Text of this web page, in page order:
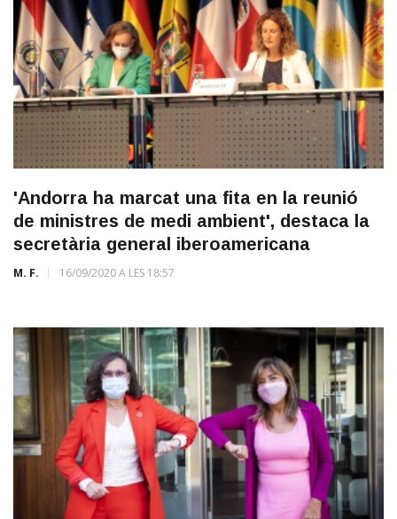
'Andorra ha marcat una fita en la reunió
de ministres de medi ambient', destaca la
secretària general iberoamericana
M. F. 16/09/2020 A LES 18:57